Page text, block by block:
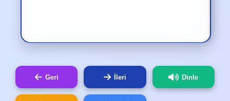
Geri İleri Dinle